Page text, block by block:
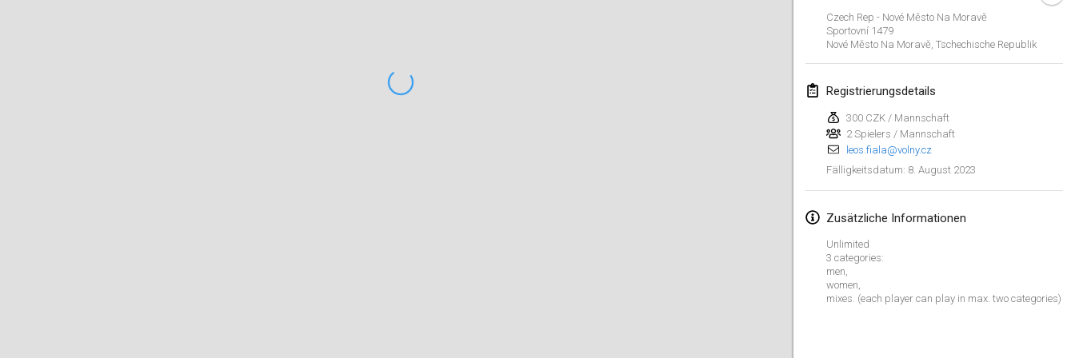
Czech Rep - Nové Město Na Moravě
Sportovní 1479
Nové Město Na Moravě Tschechische Republik
Registrierungsdetails
300 CZK / Mannschaft
2 Spielers / Mannschaft
leos.fiala@volny.cz
Fälligkeitsdatum: 8. August 2023
Zusätzliche Informationen
Unlimited
3 categories:
men,
women,
mixes. (each player can play in max. two categories)
Februar 2023
4. Feb. 2023|Frankreich
SingeliDuppeli
4. Feb. 2023|Finnland
11. Feb. 2023|Finnland
Indoor de la CASAS
18. Feb. 2023